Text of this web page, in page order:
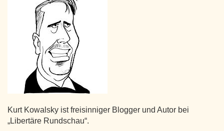
Kurt Kowalsky ist freisinniger Blogger und Autor bei
„Libertäre Rundschau“.